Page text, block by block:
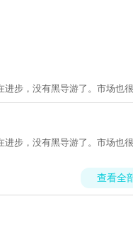
步，没有黑导游了。市场也
步，没有黑导游了。市场也
查看全